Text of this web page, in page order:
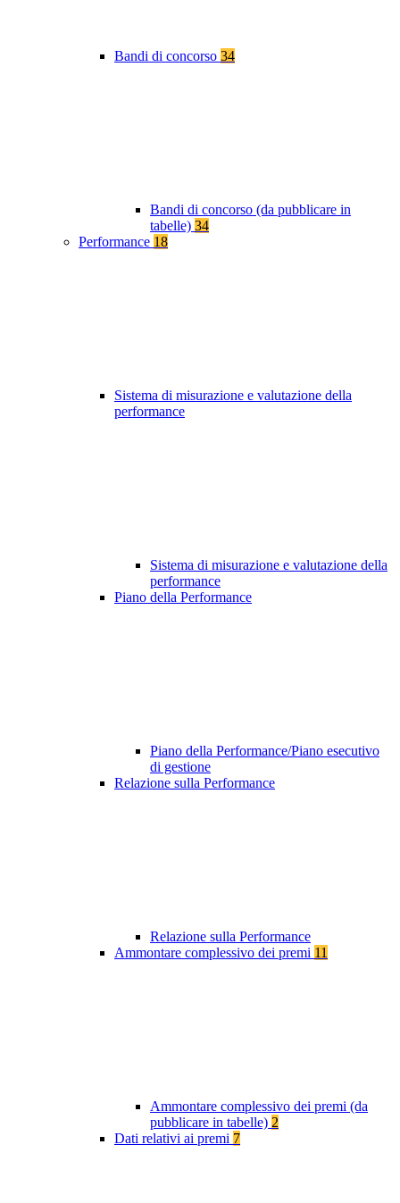
Bandi di concorso 34
Bandi di concorso (da pubblicare in
tabelle) 34
Performance 18
Sistema di misurazione e valutazione della
performance
Sistema di misurazione e valutazione della
performance
Piano della Performance
Piano della Performance/Piano esecutivo
di gestione
Relazione sulla Performance
Relazione sulla Performance
Ammontare complessivo dei premi 11
Ammontare complessivo dei premi (da
pubblicare in tabelle) 2
Dati relativi ai premi 7